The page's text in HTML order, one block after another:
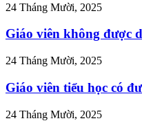
24 Tháng Mười, 2025
Giáo viên không được
24 Tháng Mười, 2025
Giáo viên tiểu học có
24 Tháng Mười, 2025